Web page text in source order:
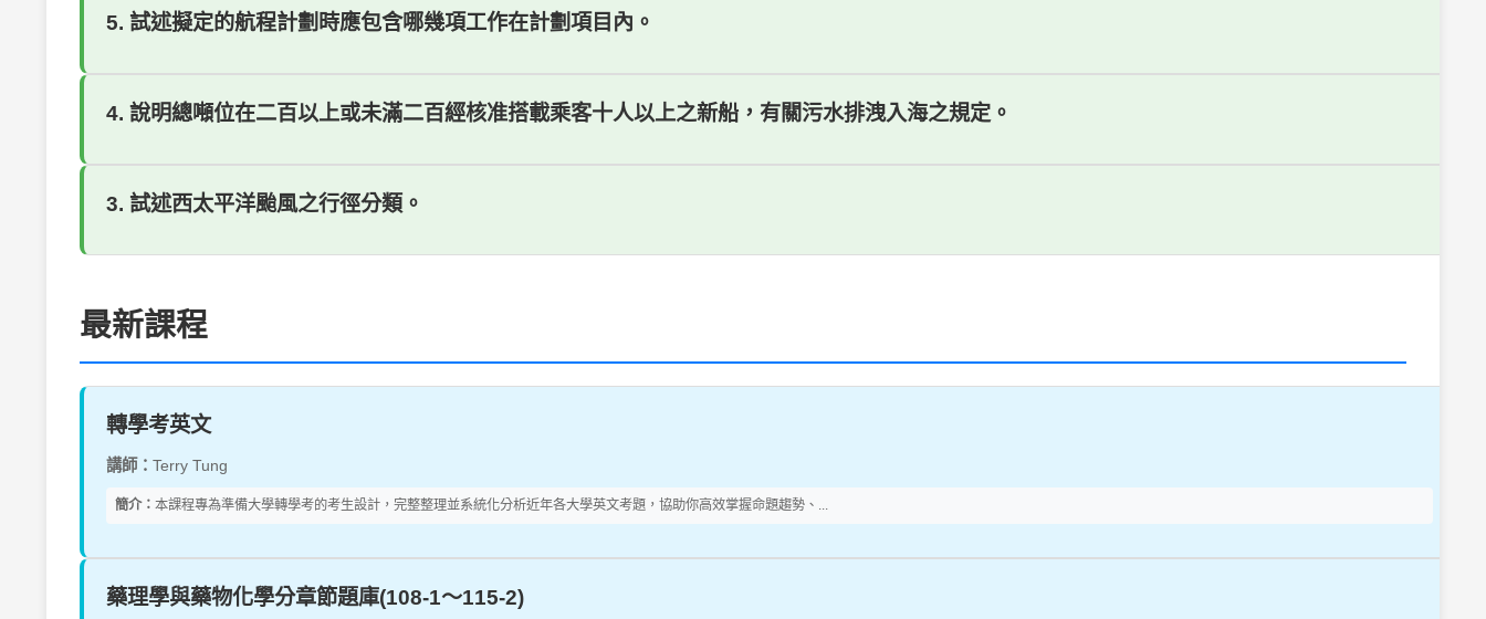
5. 試述擬定的航程計劃時應包含哪幾項工作在計劃項目內。
4. 說明總噸位在二百以上或未滿二百經核准搭載乘客十人以上之新船，有關污水排洩入海之規定。
3. 試述西太平洋颱風之行徑分類。
最新課程
轉學考英文
講師： Terry Tung
簡介： 本課程專為準備大學轉學考的考生設計，完整整理並系統化分析近年各大學英文考題，協助你高效掌握命題趨勢、...
藥理學與藥物化學分章節題庫(108-1～115-2)